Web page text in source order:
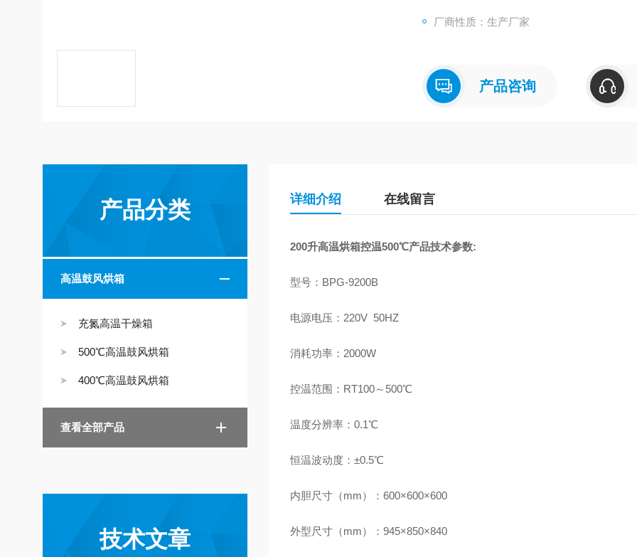
厂商性质：生产厂家
产品咨询
产品分类
高温鼓风烘箱
充氮高温干燥箱
500℃高温鼓风烘箱
400℃高温鼓风烘箱
查看全部产品
技术文章
详细介绍 在线留言
200升高温烘箱控温500℃产品技术参数:
型号：BPG-9200B
电源电压：220V 50HZ
消耗功率：2000W
控温范围： RT100～500℃
温度分辨率：0.1℃
恒温波动度：±0.5℃
内胆尺寸（mm）：600×600×600
外型尺寸（mm）：945×850×840